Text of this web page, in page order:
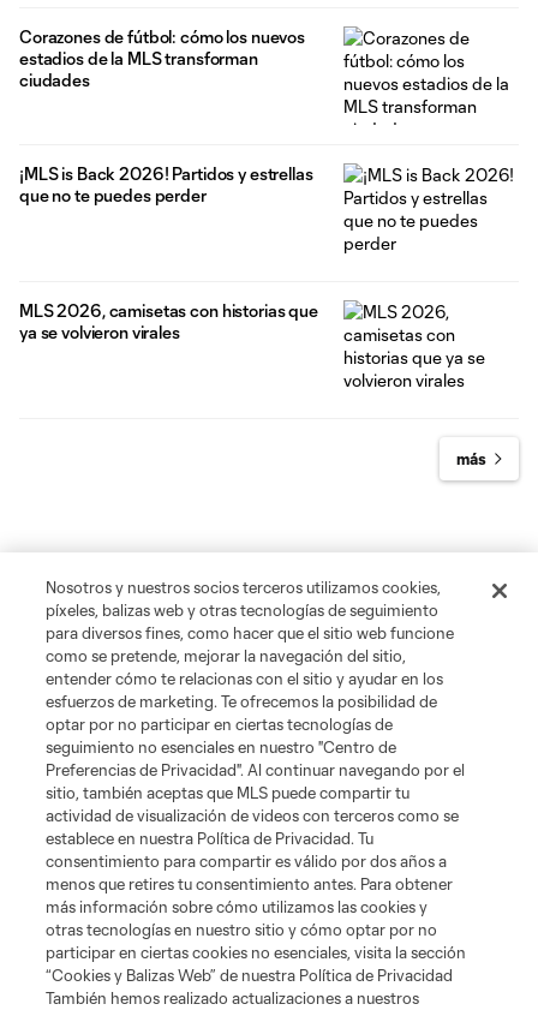
Corazones de fútbol: cómo los nuevos
estadios de la MLS transforman
ciudades
¡MLS is Back 2026! Partidos y estrellas
que no te puedes perder
MLS 2026, camisetas con historias que
ya se volvieron virales
más
Nosotros y nuestros socios terceros utilizamos cookies,
píxeles, balizas web y otras tecnologías de seguimiento
para diversos fines, como hacer que el sitio web funcione
como se pretende, mejorar la navegación del sitio,
entender cómo te relacionas con el sitio y ayudar en los
esfuerzos de marketing. Te ofrecemos la posibilidad de
optar por no participar en ciertas tecnologías de
seguimiento no esenciales en nuestro "Centro de
Preferencias de Privacidad". Al continuar navegando por el
sitio, también aceptas que MLS puede compartir tu
actividad de visualización de videos con terceros como se
establece en nuestra Política de Privacidad. Tu
consentimiento para compartir es válido por dos años a
menos que retires tu consentimiento antes. Para obtener
más información sobre cómo utilizamos las cookies y
otras tecnologías en nuestro sitio y cómo optar por no
participar en ciertas cookies no esenciales, visita la sección
“Cookies y Balizas Web” de nuestra Política de Privacidad
También hemos realizado actualizaciones a nuestros